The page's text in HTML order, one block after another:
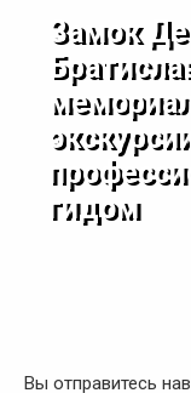
Замок
гидом
Вы отправитесь